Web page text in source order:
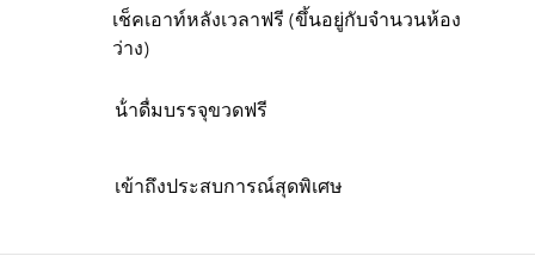
เช็คเอาท์หลังเวลาฟรี (ขึ้นอยู่กับจํานวนห้อง
ว่าง)
น้ําดื่มบรรจุขวดฟรี
เข้าถึงประสบการณ์สุดพิเศษ